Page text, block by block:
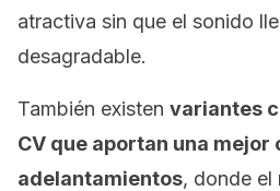
atractiva sin que el sonido
desagradable.
También existen variantes
CV que aportan una mejor
adelantamientos, donde el